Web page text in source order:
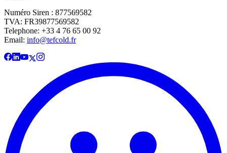
Numéro Siren : 877569582
TVA: FR39877569582
Telephone: +33 4 76 65 00 92
Email: info@tefcold.fr